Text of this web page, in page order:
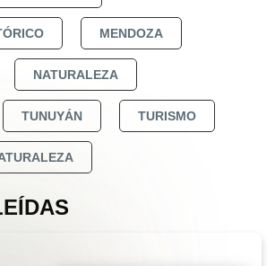
MENDOZA
NATURALEZA
TUNUYÁN TURISMO